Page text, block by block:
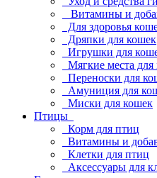
Витамины и
Для здоровья
Дряпки для кошек
Игрушки для
Мягкие места для
Переноски для
Амуниция для
Миски для кошек
Птицы
Корм для птиц
Витамины и
Клетки для птиц
Аксессуары для